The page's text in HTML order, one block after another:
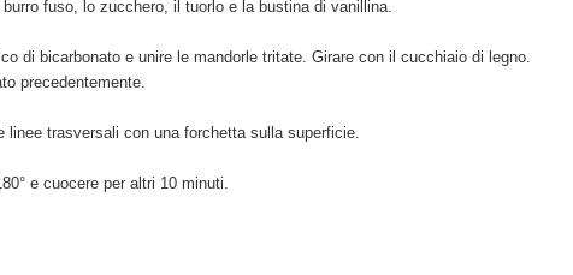
fuso, lo zucchero, il tuorlo e la bustina di vanillina.
di bicarbonato e unire le mandorle tritate. Girare con il cucchiaio di legno.
precedentemente.
linee trasversali con una forchetta sulla superficie.
e cuocere per altri 10 minuti.